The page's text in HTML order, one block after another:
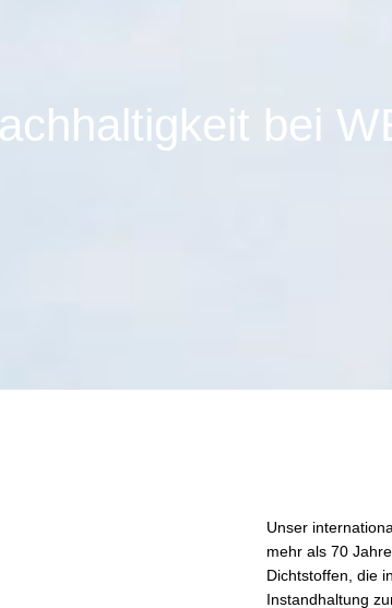
keit bei
Unser
mehr als 70
Dichtstoffen, die
Instandhaltung